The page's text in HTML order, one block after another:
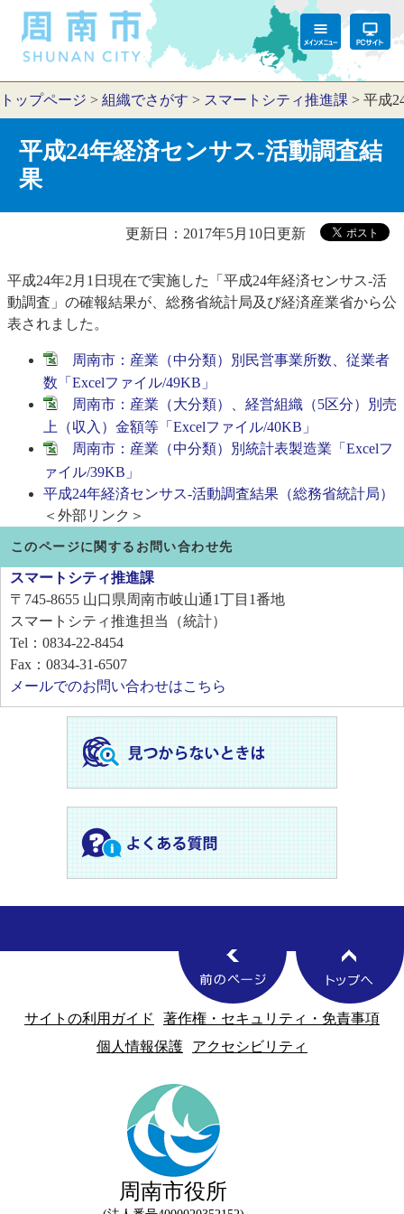
トップページ > 組織でさがす > スマートシティ推進課 > 平成
平成24年経済センサス-活動調査結
果
更新日：2017年5月10日更新
平成24年2月1日現在で実施した「平成24年経済センサス-活
動調査」の確報結果が、総務省統計局及び経済産業省から公
表されました。
周南市：産業（中分類）別民営事業所数、従業者
数「Excelファイル/49KB」
周南市：産業（大分類）、経営組織（5区分）別売
上（収入）金額等「Excelファイル/40KB」
周南市：産業（中分類）別統計表製造業「Excelフ
ァイル/39KB」
平成24年経済センサス-活動調査結果（総務省統計局）
＜外部リンク＞
このページに関するお問い合わせ先
スマートシティ推進課
〒745-8655 山口県周南市岐山通1丁目1番地
スマートシティ推進担当（統計）
Tel：0834-22-8454
Fax：0834-31-6507
メールでのお問い合わせはこちら
サイトの利用ガイド
著作権・セキュリティ・免責事項
個人情報保護
アクセシビリティ
周南市役所